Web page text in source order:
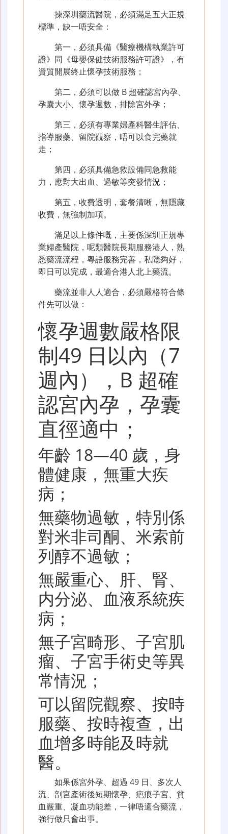
揀深圳藥流醫院，必須滿足五大正規
標準，缺一唔安全：
第一，必須具備《醫療機構執業許可
證》同《母嬰保健技術服務許可證》，有
資質開展終止懷孕技術服務；
第二，必須可以做 B 超確認宮內孕、
孕囊大小、懷孕週數，排除宮外孕；
第三，必須有專業婦產科醫生評估、
指導服藥、留院觀察，唔可以食完藥就
走；
第四，必須具備急救設備同急救能
力，應對大出血、過敏等突發情況；
第五，收費透明，套餐清晰，無隱藏
收費，無強制加項。
滿足以上條件嘅，主要係深圳正規專
業婦產醫院，呢類醫院長期服務港人，熟
悉藥流流程，粵語服務完善，私隱夠好，
即日可以完成，最適合港人北上藥流。
藥流並非人人適合，必須嚴格符合條
件先可以做：
懷孕週數嚴格限
制49 日以內（7
週內），B 超確
認宮內孕，孕囊
直徑適中；
年齡 18—40 歲，身
體健康，無重大疾
病；
無藥物過敏，特別係
對米非司酮、米索前
列醇不過敏；
無嚴重心、肝、腎、
内分泌、血液系統疾
病；
無子宮畸形、子宮肌
瘤、子宮手術史等異
常情況；
可以留院觀察、按時
服藥、按時複查，出
血增多時能及時就
醫。
如果係宮外孕、超過 49 日、多次人
流、剖宮產術後短期懷孕、疤痕子宮、貧
血嚴重、凝血功能差，一律唔適合藥流，
強行做只會出事。